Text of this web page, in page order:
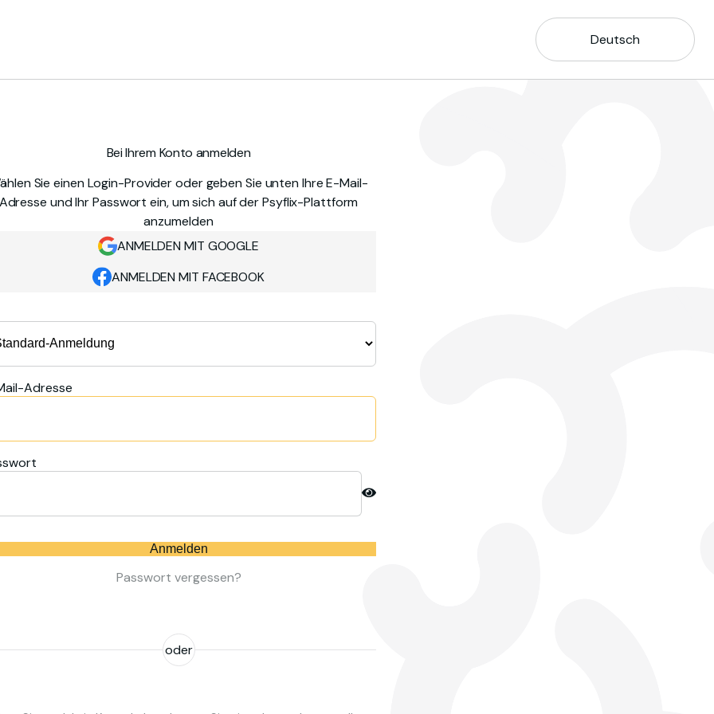
Deutsch
Bei Ihrem Konto anmelden
Sie einen Login-Provider oder geben Sie unten Ihre E-Mail-
und Ihr Passwort ein, um sich auf der Psyflix-Plattform
anzumelden
ANMELDEN MIT GOOGLE
ANMELDEN MIT FACEBOOK
Adresse
Anmelden
Passwort vergessen?
oder